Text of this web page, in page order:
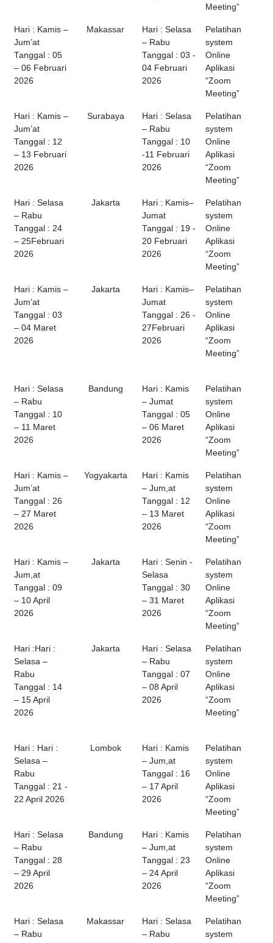
Meeting”
Hari : Kamis –
Jum’at
Tanggal : 05
– 06 Februari
2026
Makassar
Hari : Selasa
– Rabu
Tanggal : 03 -
04 Februari
2026
Pelatihan
system
Online
Aplikasi
“Zoom
Meeting”
Hari : Kamis –
Jum’at
Tanggal : 12
– 13 Februari
2026
Surabaya
Hari : Selasa
– Rabu
Tanggal : 10
-11 Februari
2026
Pelatihan
system
Online
Aplikasi
“Zoom
Meeting”
Hari : Selasa
– Rabu
Tanggal : 24
– 25Februari
2026
Jakarta
Hari : Kamis–
Jumat
Tanggal : 19 -
20 Februari
2026
Pelatihan
system
Online
Aplikasi
“Zoom
Meeting”
Hari : Kamis –
Jum’at
Tanggal : 03
– 04 Maret
2026
Jakarta
Hari : Kamis–
Jumat
Tanggal : 26 -
27Februari
2026
Pelatihan
system
Online
Aplikasi
“Zoom
Meeting”
Hari : Selasa
– Rabu
Tanggal : 10
– 11 Maret
2026
Bandung
Hari : Kamis
– Jumat
Tanggal : 05
– 06 Maret
2026
Pelatihan
system
Online
Aplikasi
“Zoom
Meeting”
Hari : Kamis –
Jum’at
Tanggal : 26
– 27 Maret
2026
Yogyakarta
Hari : Kamis
– Jum,at
Tanggal : 12
– 13 Maret
2026
Pelatihan
system
Online
Aplikasi
“Zoom
Meeting”
Hari : Kamis –
Jum,at
Tanggal : 09
– 10 April
2026
Jakarta
Hari : Senin -
Selasa
Tanggal : 30
– 31 Maret
2026
Pelatihan
system
Online
Aplikasi
“Zoom
Meeting”
Hari :Hari :
Selasa –
Rabu
Tanggal : 14
– 15 April
2026
Jakarta
Hari : Selasa
– Rabu
Tanggal : 07
– 08 April
2026
Pelatihan
system
Online
Aplikasi
“Zoom
Meeting”
Hari : Hari :
Selasa –
Rabu
Tanggal : 21 -
22 April 2026
Lombok
Hari : Kamis
– Jum,at
Tanggal : 16
– 17 April
2026
Pelatihan
system
Online
Aplikasi
“Zoom
Meeting”
Hari : Selasa
– Rabu
Tanggal : 28
– 29 April
2026
Bandung
Hari : Kamis
– Jum,at
Tanggal : 23
– 24 April
2026
Pelatihan
system
Online
Aplikasi
“Zoom
Meeting”
Hari : Selasa
– Rabu
Makassar
Hari : Selasa
– Rabu
Pelatihan
system